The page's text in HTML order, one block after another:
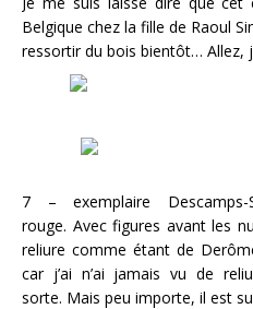
Belgique chez la fille de Raoul
ressortir du bois bientôt… Allez,
7 – exemplaire
rouge. Avec figures avant les
reliure comme étant de
car j’ai n’ai jamais vu de
sorte. Mais peu importe, il est